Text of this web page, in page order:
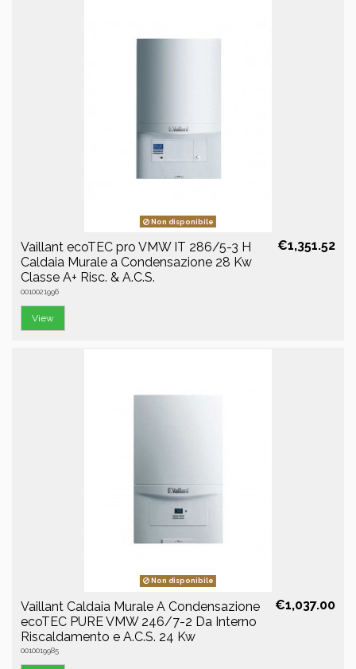
Non disponibile
Vaillant ecoTEC pro VMW IT 286/5-3 H
Caldaia Murale a Condensazione 28 Kw
Classe A+ Risc. & A.C.S.
0010021996
€1,351.52
View
Non disponibile
Vaillant Caldaia Murale A Condensazione
ecoTEC PURE VMW 246/7-2 Da Interno
Riscaldamento e A.C.S. 24 Kw
0010019985
€1,037.00